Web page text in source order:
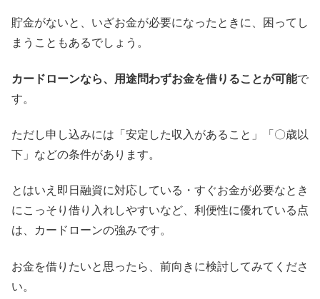
貯金がないと、いざお金が必要になったときに、困ってし
まうこともあるでしょう。
カードローンなら、用途問わずお金を借りることが可能で
す。
ただし申し込みには「安定した収入があること」「〇歳以
下」などの条件があります。
とはいえ即日融資に対応している・すぐお金が必要なとき
にこっそり借り入れしやすいなど、利便性に優れている点
は、カードローンの強みです。
お金を借りたいと思ったら、前向きに検討してみてくださ
い。